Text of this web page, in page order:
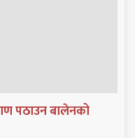
पठाउन बालेनको